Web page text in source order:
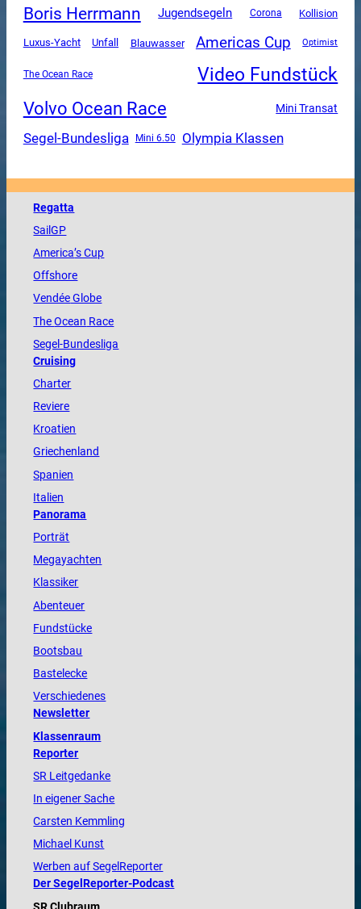
Boris Herrmann Jugendsegeln Corona Kollision
Luxus-Yacht Unfall Blauwasser Americas Cup Optimist
The Ocean Race Video Fundstück
Volvo Ocean Race Mini Transat
Segel-Bundesliga Mini 6.50 Olympia Klassen
Regatta
SailGP
America’s Cup
Offshore
VendéeGlobe
TheOcean Race
Segel-Bundesliga
Cruising
Charter
Reviere
Kroatien
Griechenland
Spanien
Italien
Panorama
Porträt
Megayachten
Klassiker
Abenteuer
Fundstücke
Bootsbau
Bastelecke
Verschiedenes
Newsletter
Klassenraum
Reporter
SR Leitgedanke
In eigener Sache
Carsten Kemmling
Michael Kunst
Werben auf SegelReporter
Der SegelReporter-Podcast